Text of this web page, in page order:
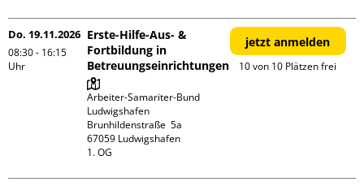
Do. 19.11.2026
08:30 - 16:15
Uhr
Erste-Hilfe-Aus- &
Fortbildung in
Betreuungseinrichtungen
Arbeiter-Samariter-Bund
Ludwigshafen
Brunhildenstraße  5a
67059 Ludwigshafen
1. OG
jetzt anmelden
10 von 10 Plätzen frei